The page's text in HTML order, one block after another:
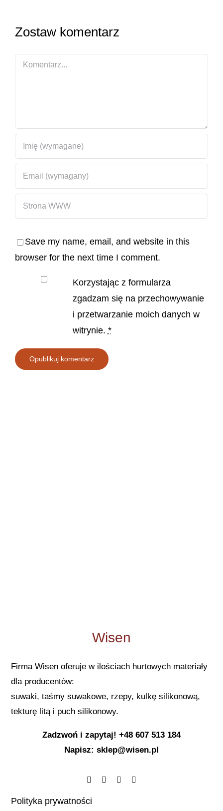
Zostaw komentarz
Comment
Save my name, email, and website in this
browser for the next time I comment.
Korzystając z formularza
zgadzam się na przechowywanie
i przetwarzanie moich danych w
witrynie. *
Wisen
Firma Wisen oferuje w ilościach hurtowych materiały
dla producentów:
suwaki, taśmy suwakowe, rzepy, kulkę silikonową,
tekturę litą i puch silikonowy.
Zadzwoń i zapytaj! +48 607 513 184
Napisz: sklep@wisen.pl
Polityka prywatności